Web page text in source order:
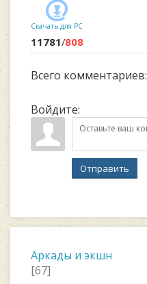
Скачать для PC
11781/808
Всего комментариев:
Войдите:
Отправить
Аркады и экшн
[67]